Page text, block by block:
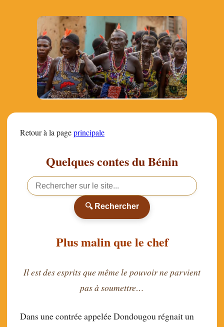
Retour à la pageprincipale
Quelques contes du Bénin
🔍 Rechercher
Plus malin que le chef
Il est des esprits que même le pouvoir ne parvient
pas à soumettre…
Dans une contrée appelée Dondougou régnait un